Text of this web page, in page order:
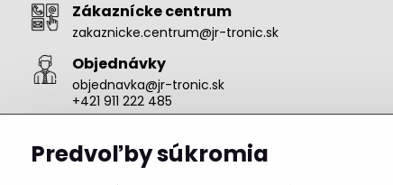
Zákaznícke centrum
zakaznicke.centrum@jr-tronic.sk
Objednávky
objednavka@jr-tronic.sk
+421 911 222 485
Predvoľby súkromia